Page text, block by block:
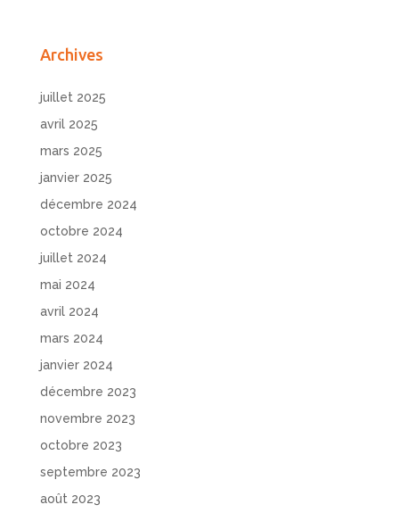
Archives
juillet 2025
avril 2025
mars 2025
janvier 2025
décembre 2024
octobre 2024
juillet 2024
mai 2024
avril 2024
mars 2024
janvier 2024
décembre 2023
novembre 2023
octobre 2023
septembre 2023
août 2023